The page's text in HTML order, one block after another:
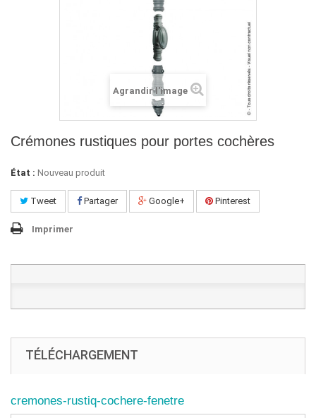
Agrandir l'image
Crémones rustiques pour portes cochères
État : Nouveau produit
Tweet Partager Google+ Pinterest
Imprimer
TÉLÉCHARGEMENT
cremones-rustiq-cochere-fenetre